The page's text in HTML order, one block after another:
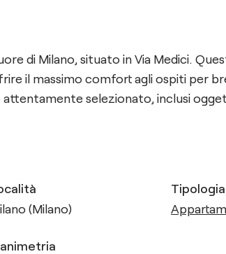
di Milano, situato in Via Medici.
il massimo comfort agli ospiti per
selezionato, inclusi
(Milano)
Tipologia